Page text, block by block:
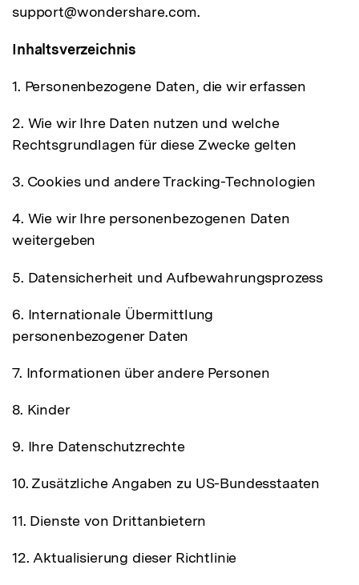
support@wondershare.com.
Inhaltsverzeichnis
1. Personenbezogene Daten, die wir erfassen
2. Wie wir Ihre Daten nutzen und welche
Rechtsgrundlagen für diese Zwecke gelten
3. Cookies und andere Tracking-Technologien
4. Wie wir Ihre personenbezogenen Daten
weitergeben
5. Datensicherheit und Aufbewahrungsprozess
6. Internationale Übermittlung
personenbezogener Daten
7. Informationen über andere Personen
8. Kinder
9. Ihre Datenschutzrechte
10. Zusätzliche Angaben zu US-Bundesstaaten
11. Dienste von Drittanbietern
12. Aktualisierung dieser Richtlinie